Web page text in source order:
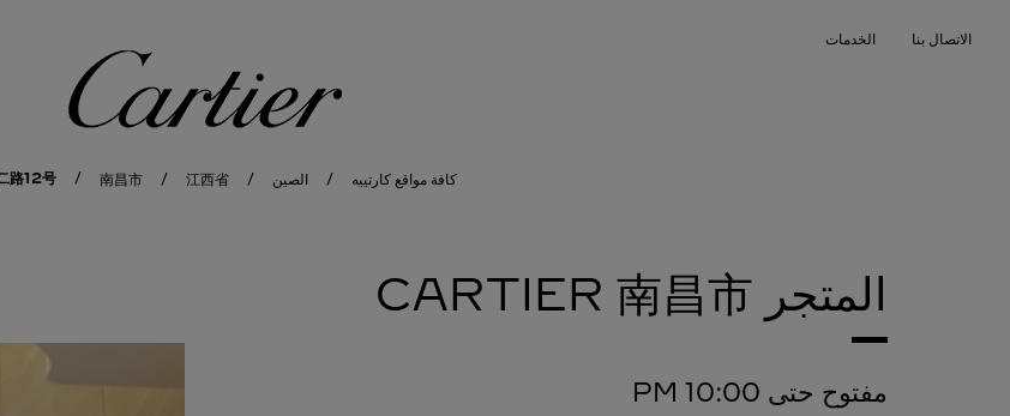
الاتصال بنا الخدمات
كافة مواقع كارتييه الصين 江西省
南昌市
路12号
المتجر CARTIER 南昌市
مفتوح حتى 10:00 PM